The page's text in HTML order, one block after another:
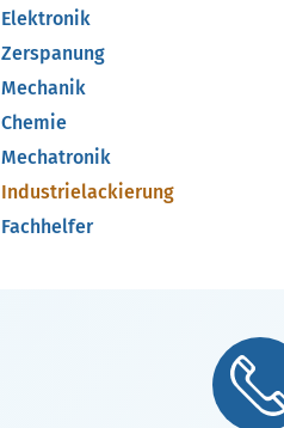
Elektronik
Zerspanung
Mechanik
Chemie
Mechatronik
Industrielackierung
Fachhelfer